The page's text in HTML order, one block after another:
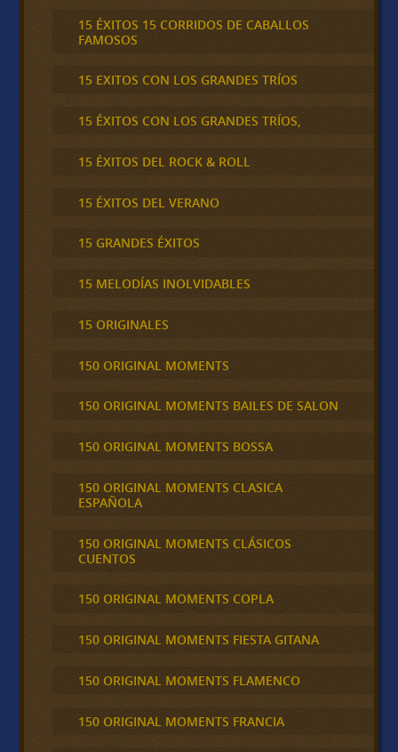
15 ÉXITOS 15 CORRIDOS DE CABALLOS
FAMOSOS
15 EXITOS CON LOS GRANDES TRÍOS
15 ÉXITOS CON LOS GRANDES TRÍOS,
15 ÉXITOS DEL ROCK & ROLL
15 ÉXITOS DEL VERANO
15 GRANDES ÉXITOS
15 MELODÍAS INOLVIDABLES
15 ORIGINALES
150 ORIGINAL MOMENTS
150 ORIGINAL MOMENTS BAILES DE SALON
150 ORIGINAL MOMENTS BOSSA
150 ORIGINAL MOMENTS CLASICA
ESPAÑOLA
150 ORIGINAL MOMENTS CLÁSICOS
CUENTOS
150 ORIGINAL MOMENTS COPLA
150 ORIGINAL MOMENTS FIESTA GITANA
150 ORIGINAL MOMENTS FLAMENCO
150 ORIGINAL MOMENTS FRANCIA